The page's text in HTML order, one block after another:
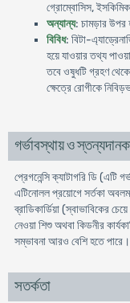
গ্রোম্বোসিস,
অন্যান্য: চামড়ার উপর
বিবিধ: বিটা-
হয়ে যাওয়ার তথ্য
তবে ওষুধটি গ্রহণ থেকে
ক্ষেত্রে রােগীকে
গর্ভাবস্থায় ও
প্রেগনেন্সি ক্যাটাগরি ডি (এটি
এটিনোলল প্রয়ােগে সর্তকা
ব্রাডিকার্ডিয়া (স্বাভাবিকের
নেওয়া শিশু অথবা কিডনীর
সম্ভাবনা আরও বেশি হতে পারে।
সতর্কতা